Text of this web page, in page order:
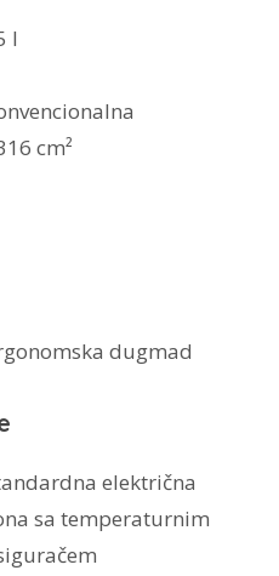
l
cm²
dugmad
električna
sa temperaturnim